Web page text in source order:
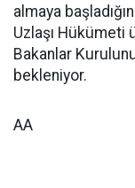
almaya
Uzlaşı Hükümeti
Bakanlar
bekleniyor.
AA